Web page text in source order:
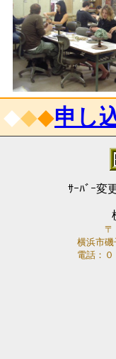
◆◆◆申し
ｻｰﾊﾞｰ変
〒
横浜市
電話：